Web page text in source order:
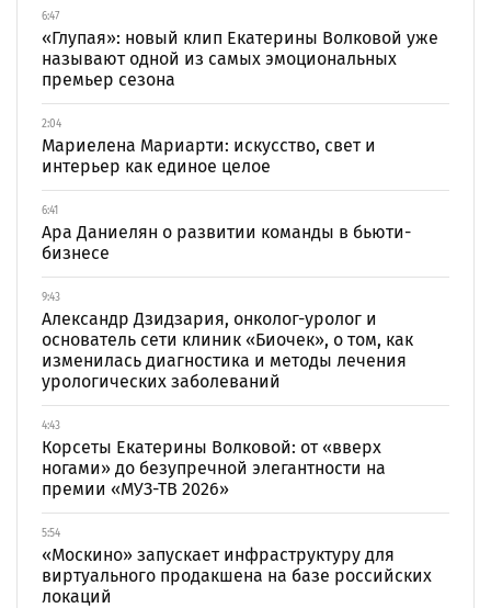
6:47
«Глупая»: новый клип Екатерины Волковой уже
называют одной из самых эмоциональных
премьер сезона
2:04
Мариелена Мариарти: искусство, свет и
интерьер как единое целое
6:41
Ара Даниелян о развитии команды в бьюти-
бизнесе
9:43
Александр Дзидзария, онколог-уролог и
основатель сети клиник «Биочек», о том, как
изменилась диагностика и методы лечения
урологических заболеваний
4:43
Корсеты Екатерины Волковой: от «вверх
ногами» до безупречной элегантности на
премии «МУЗ-ТВ 2026»
5:54
«Москино» запускает инфраструктуру для
виртуального продакшена на базе российских
локаций